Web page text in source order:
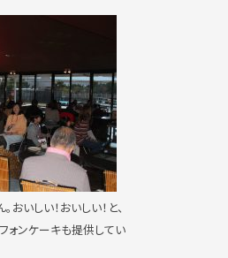
いしい！おいしい！と、
ォンケーキも提供してい